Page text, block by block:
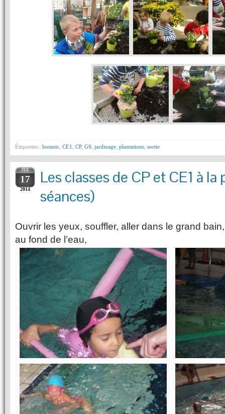
Étiquettes : botanic CE1 CP, GS jardinage plantations sortie
FEB
17
2014
Les classes de CP et CE1 à la
séances)
Ouvrir les yeux, souffler, aller dans le grand
au fond de l’eau,